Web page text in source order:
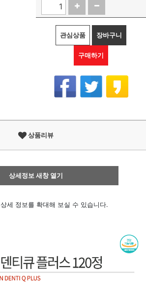
관심상품 장바구니
구매하기
상품리뷰
상세정보 새창 열기
상세 정보를 확대해 보실 수 있습니다.